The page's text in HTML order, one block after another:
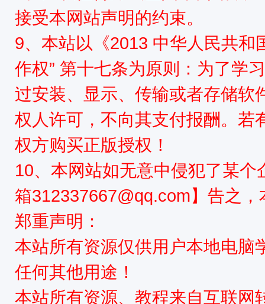
接受本网站声明的约束。
9、本站以《2013 中华人民共和
作权” 第十七条为原则：为了学
过安装、显示、传输或者存储软
权人许可，不向其支付报酬。若
权方购买正版授权！
10、本网站如无意中侵犯了某
箱312337667@qq.com】告之
郑重声明：
本站所有资源仅供用户本地电脑
任何其他用途！
本站所有资源、教程来自互联网